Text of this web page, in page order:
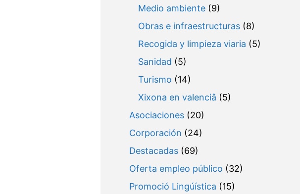
Medio ambiente(9)
Obras e infraestructuras(8)
Recogida y limpieza viaria (5)
Sanidad (5)
Turismo (14)
Xixona en valenciâ (5)
Asociaciones(20)
Corporación (24)
Destacadas(69)
Oferta empleo público (32)
Promoció Lingúística (15)